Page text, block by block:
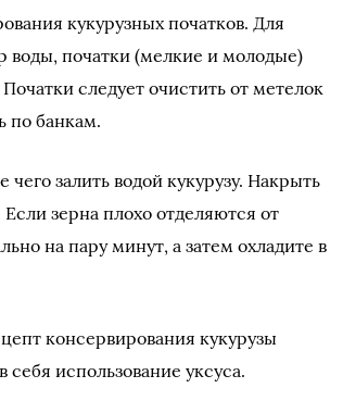
кукурузных початков. Для
воды, початки (мелкие и молодые)
следует очистить от метелок
по банкам.
залить водой кукурузу. Накрыть
Если зерна плохо отделяются от
на пару минут, а затем охладите в
консервирования кукурузы
себя использование уксуса.